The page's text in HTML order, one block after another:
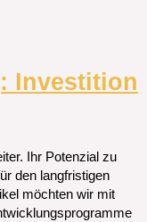
Investition
Ihr Potenzial zu
den langfristigen
möchten wir mit